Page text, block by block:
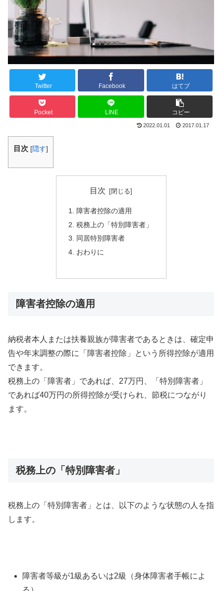
Twitter Facebook はてブ
Pocket LINE コピー
2022.01.01 2017.01.17
目次 [隠す]
目次
障害者控除の適用
税務上の「特別障害者」
同居特別障害者
おわりに
障害者控除の適用
納税者本人または扶養親族が障害者であるときは、確定申
告や年末調整の際に「障害者控除」という所得控除が適用
できます。
税務上の「障害者」であれば、27万円、「特別障害者」
であれば40万円の所得控除が受けられ、節税につながり
ます。
税務上の「特別障害者」
税務上の「特別障害者」とは、以下のような状態の人を指
します。
障害者等級が1級あるいは2級（身体障害者手帳によ